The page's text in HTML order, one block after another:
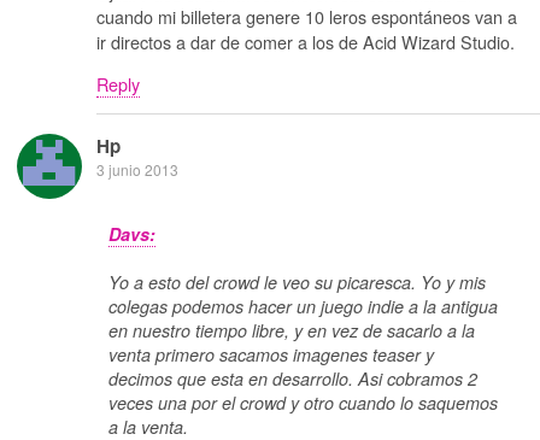
cuando mi billetera genere 10 leros espontáneos van a
ir directos a dar de comer a los de Acid Wizard Studio.
Reply
Hp
3 junio 2013
Davs:
Yo a esto del crowd le veo su picaresca. Yo y mis
colegas podemos hacer un juego indie a la antigua
en nuestro tiempo libre, y en vez de sacarlo a la
venta primero sacamos imagenes teaser y
decimos que esta en desarrollo. Asi cobramos 2
veces una por el crowd y otro cuando lo saquemos
a la venta.